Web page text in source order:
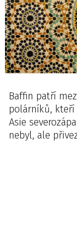
Baffin patří
polárníků, kteří
Asie
nebyl, ale